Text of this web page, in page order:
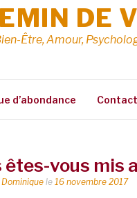
DE
Être, Amour,
d’abondance Contact
êtes-vous mis
Dominique le 16 novembre 2017